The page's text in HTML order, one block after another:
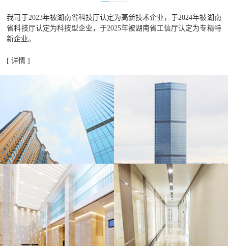
我司于2023年被湖南省科技厅认定为高新技术企业，于2024年被湖南
省科技厅认定为科技型企业，于2025年被湖南省工信厅认定为专精特
新企业。
[ 详情 ]